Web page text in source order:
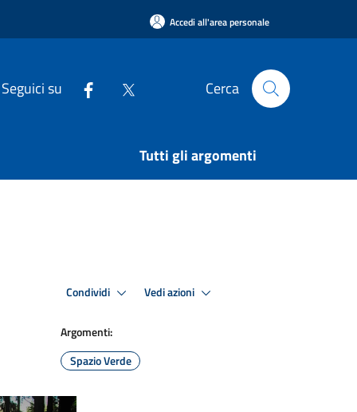
Accedi all'area personale
Seguici su Cerca
Tutti gli argomenti
Condividi Vedi azioni
Argomenti:
Spazio Verde